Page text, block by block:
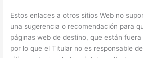
Estos enlaces a otros sitios Web no
una sugerencia o recomendación para
páginas web de destino, que están
por lo que el Titular no es responsable